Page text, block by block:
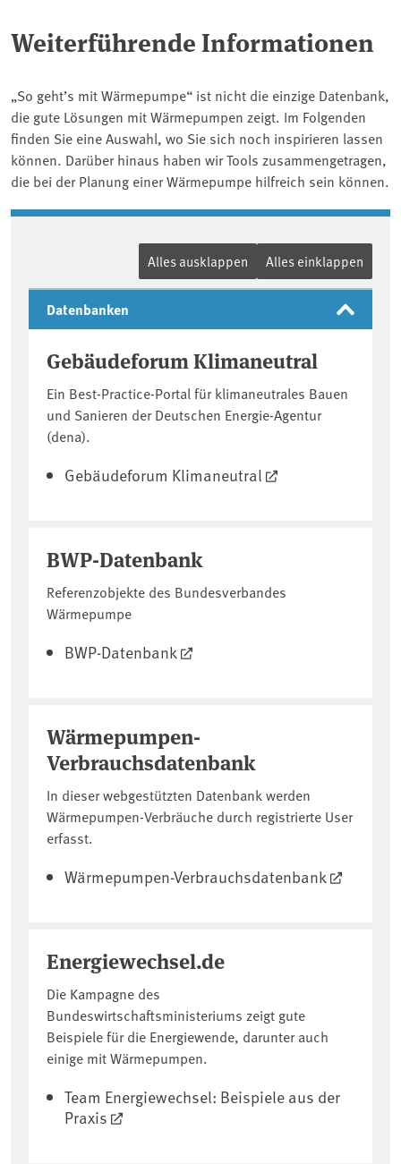
Weiterführende Informationen
„So geht’s mit Wärmepumpe“ ist nicht die einzige Datenbank,
die gute Lösungen mit Wärmepumpen zeigt. Im Folgenden
finden Sie eine Auswahl, wo Sie sich noch inspirieren lassen
können. Darüber hinaus haben wir Tools zusammengetragen,
die bei der Planung einer Wärmepumpe hilfreich sein können.
Alles ausklappen Alles einklappen
Datenbanken
Gebäudeforum Klimaneutral
Ein Best-Practice-Portal für klimaneutrales Bauen
und Sanieren der Deutschen Energie-Agentur
(dena).
Gebäudeforum Klimaneutral
BWP-Datenbank
Referenzobjekte des Bundesverbandes
Wärmepumpe
BWP-Datenbank
Wärmepumpen-
Verbrauchsdatenbank
In dieser webgestützten Datenbank werden
Wärmepumpen-Verbräuche durch registrierte User
erfasst.
Wärmepumpen-Verbrauchsdatenbank
Energiewechsel.de
Die Kampagne des
Bundeswirtschaftsministeriums zeigt gute
Beispiele für die Energiewende, darunter auch
einige mit Wärmepumpen.
Team Energiewechsel: Beispiele aus der
Praxis